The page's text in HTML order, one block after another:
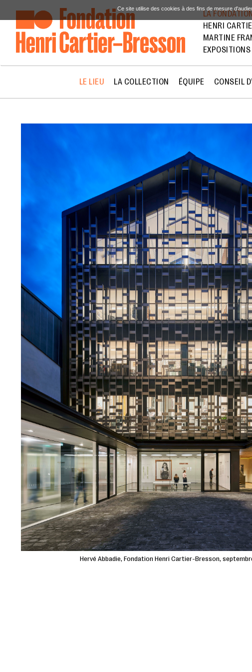
LA FONDATION
HENRI
MARTINE
EXPOSITIONS
LE LIEU LA COLLECTION ÉQUIPE CONSEIL
Hervé Abbadie, Fondation Henri Cartier-Bresson,
Ce site utilise des cookies à des fins de mesure